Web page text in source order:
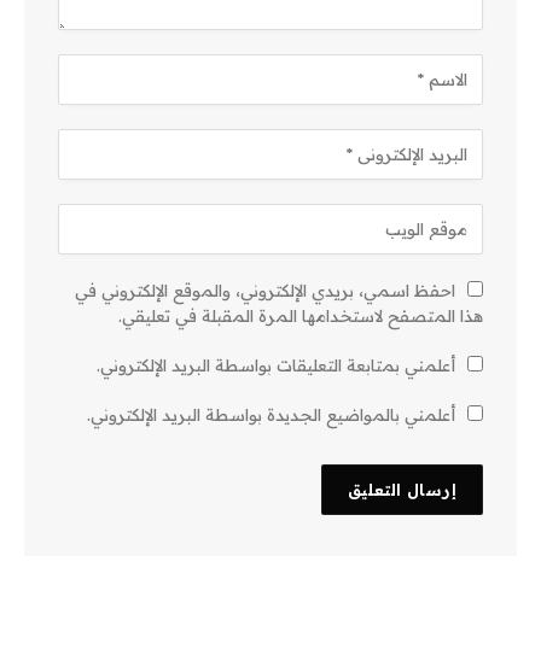
احفظ اسمي، بريدي الإلكتروني، والموقع الإلكتروني في
هذا المتصفح لاستخدامها المرة المقبلة في تعليقي.
أعلمني بمتابعة التعليقات بواسطة البريد الإلكتروني.
أعلمني بالمواضيع الجديدة بواسطة البريد الإلكتروني.